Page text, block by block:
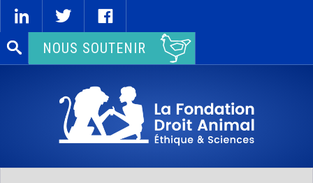
Rechercher :NOUS SOUTENIR